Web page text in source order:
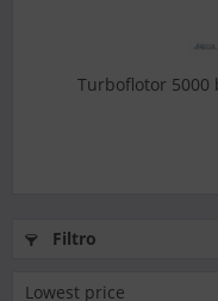
Turboflotor 5000
Filtro